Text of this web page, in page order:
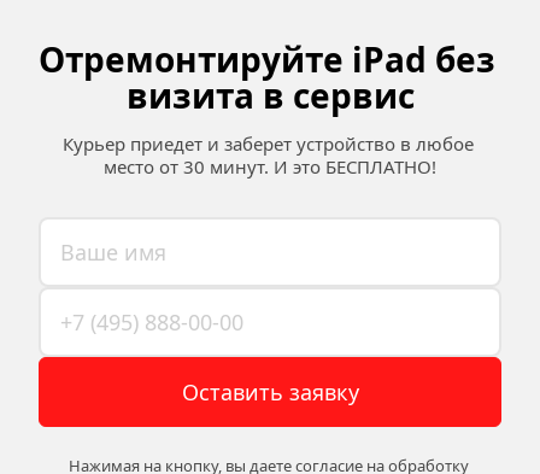
Отремонтируйте iPad без
визита в сервис
Курьер приедет и заберет устройство в любое
место от 30 минут. И это БЕСПЛАТНО!
Оставить заявку
Нажимая на кнопку, вы даете согласие на обработку